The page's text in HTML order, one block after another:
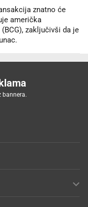
znatno će
američka
zaključivši da je
bannera.